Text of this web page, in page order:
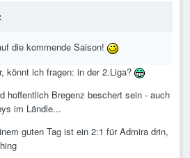
die kommende Saison!
könnt ich fragen: in der 2.Liga?
hoffentlich Bregenz beschert sein - auch
im Ländle...
guten Tag ist ein 2:1 für Admira drin,